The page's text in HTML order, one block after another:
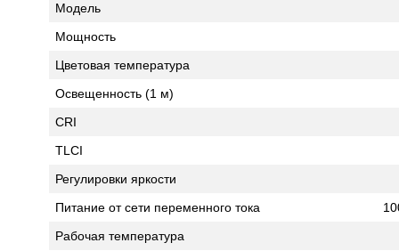
Модель
Мощность
Цветовая температура
Освещенность (1 м)
CRI
TLCI
Регулировки яркости
Питание от сети переменного тока
Рабочая температура